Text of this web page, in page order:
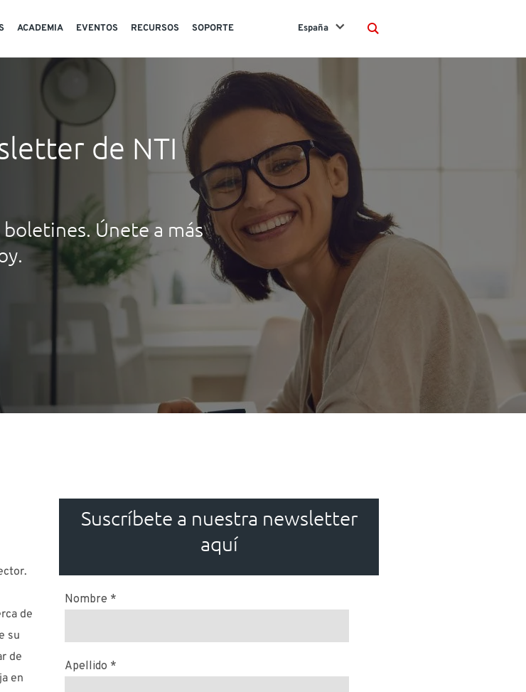
ACADEMIA EVENTOS RECURSOS SOPORTE España
Search
de NTI
Únete a más
de
su
de
en
Suscríbete a nuestra newsletter
aquí